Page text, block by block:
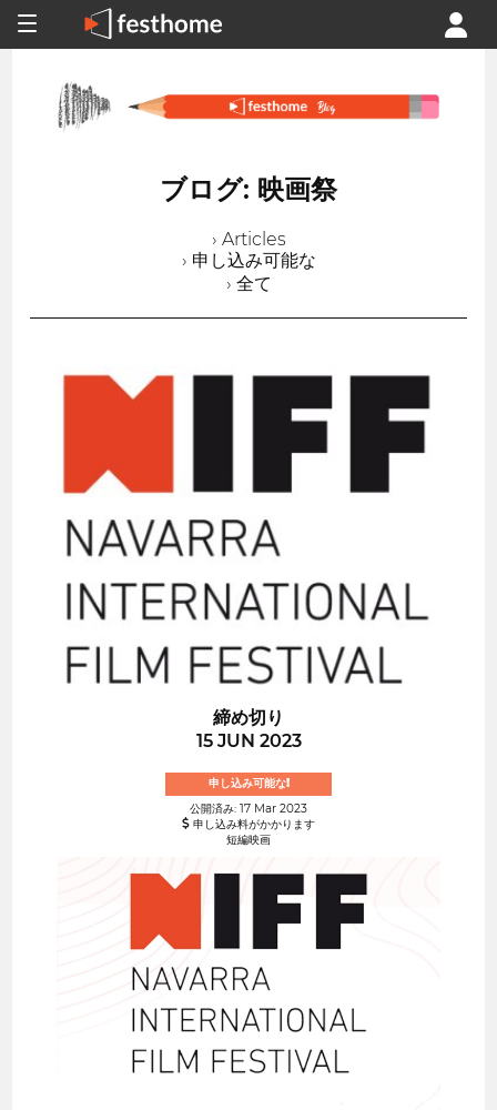
ブログ: 映画祭
› Articles
› 申し込み可能な
› 全て
締め切り
15 JUN 2023
申し込み可能な!
公開済み: 17 Mar 2023
申し込み料がかかります
短編映画